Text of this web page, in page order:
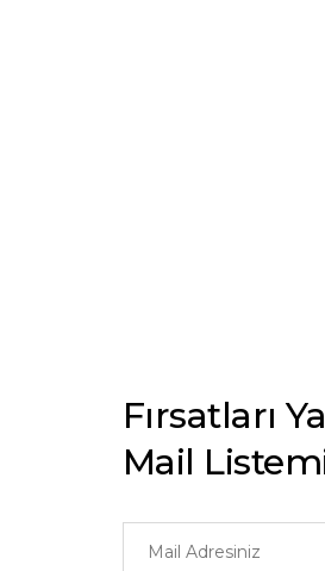
Fırsatları
Mail